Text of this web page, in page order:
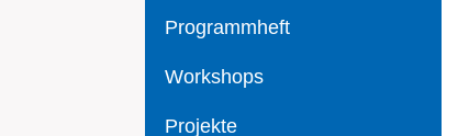
Programmheft
Workshops
Projekte